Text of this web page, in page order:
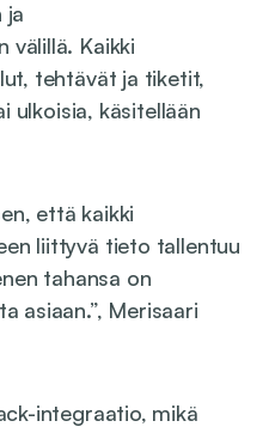
ja
välillä. Kaikki
tehtävät ja tiketit,
ulkoisia, käsitellään
että kaikki
liittyvä tieto tallentuu
tahansa on
asiaan.”, Merisaari
integraatio, mikä